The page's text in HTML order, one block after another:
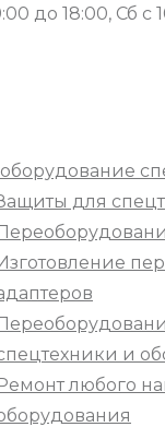
до 18:00, Сб с
для
и
любого